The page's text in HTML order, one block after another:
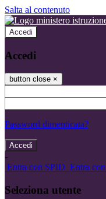
Salta al contenuto
Accedi
Accedi
button close ×
Password dimenticata?
-
Entra con SPID Entra
Seleziona utente